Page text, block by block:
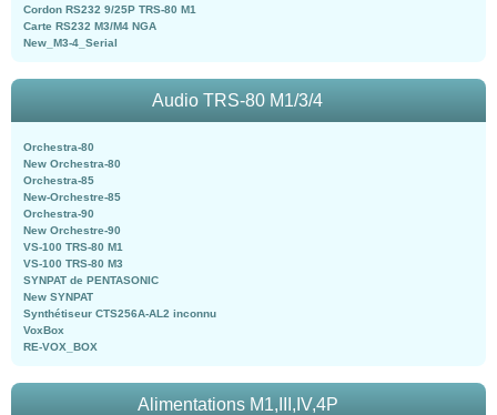
Cordon RS232 9/25P TRS-80 M1
Carte RS232 M3/M4 NGA
New_M3-4_Serial
Audio TRS-80 M1/3/4
Orchestra-80
New Orchestra-80
Orchestra-85
New-Orchestre-85
Orchestra-90
New Orchestre-90
VS-100 TRS-80 M1
VS-100 TRS-80 M3
SYNPAT de PENTASONIC
New SYNPAT
Synthétiseur CTS256A-AL2 inconnu
VoxBox
RE-VOX_BOX
Alimentations M1,III,IV,4P